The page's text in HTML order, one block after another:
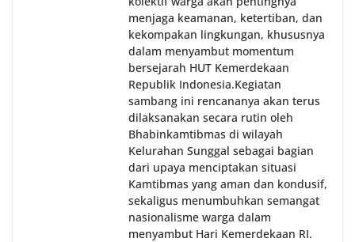
menjaga keamanan, ketertiban, dan
kekompakan lingkungan, khususnya
dalam menyambut momentum
bersejarah HUT Kemerdekaan
Republik Indonesia.‎Kegiatan
sambang ini rencananya akan terus
dilaksanakan secara rutin oleh
Bhabinkamtibmas di wilayah
Kelurahan Sunggal sebagai bagian
dari upaya menciptakan situasi
Kamtibmas yang aman dan kondusif,
sekaligus menumbuhkan semangat
nasionalisme warga dalam
menyambut Hari Kemerdekaan RI.